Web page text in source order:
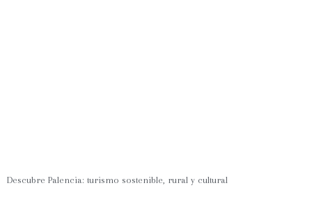
Descubre Palencia: turismo sostenible, rural y cultural